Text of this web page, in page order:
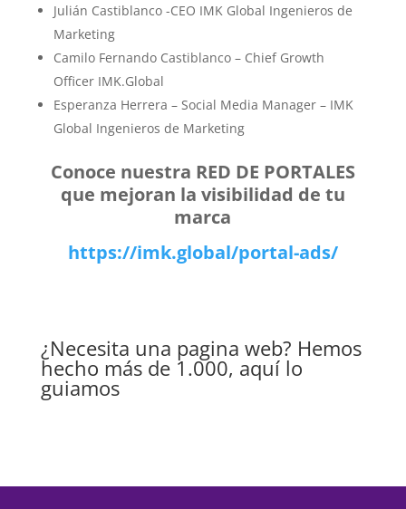
Julián Castiblanco -CEO IMK Global Ingenieros de
Marketing
Camilo Fernando Castiblanco – Chief Growth
Officer IMK.Global
Esperanza Herrera – Social Media Manager – IMK
Global Ingenieros de Marketing
Conoce nuestra RED DE PORTALES
que mejoran la visibilidad de tu
marca
https://imk.global/portal-ads/
¿Necesita una pagina web? Hemos
hecho más de 1.000, aquí lo
guiamos